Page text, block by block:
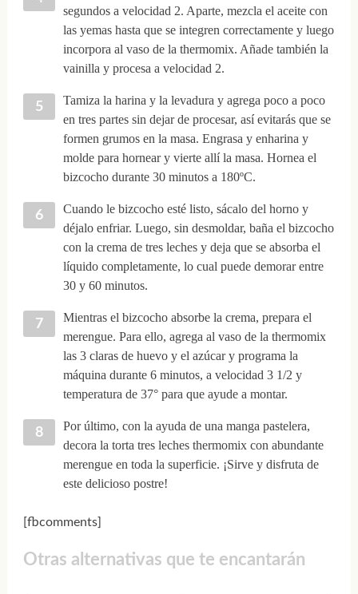
segundos a velocidad 2. Aparte, mezcla el aceite con
las yemas hasta que se integren correctamente y luego
incorpora al vaso de la thermomix. Añade también la
vainilla y procesa a velocidad 2.
Tamiza la harina y la levadura y agrega poco a poco
en tres partes sin dejar de procesar, así evitarás que se
formen grumos en la masa. Engrasa y enharina y
molde para hornear y vierte allí la masa. Hornea el
bizcocho durante 30 minutos a 180ºC.
Cuando le bizcocho esté listo, sácalo del horno y
déjalo enfriar. Luego, sin desmoldar, baña el bizcocho
con la crema de tres leches y deja que se absorba el
líquido completamente, lo cual puede demorar entre
30 y 60 minutos.
Mientras el bizcocho absorbe la crema, prepara el
merengue. Para ello, agrega al vaso de la thermomix
las 3 claras de huevo y el azúcar y programa la
máquina durante 6 minutos, a velocidad 3 1/2 y
temperatura de 37° para que ayude a montar.
Por último, con la ayuda de una manga pastelera,
decora la torta tres leches thermomix con abundante
merengue en toda la superficie. ¡Sirve y disfruta de
este delicioso postre!
[fbcomments]
Otras alternativas que te encantarán